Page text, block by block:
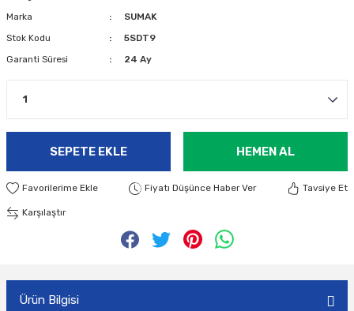
Marka
SUMAK
Stok Kodu
5SDT9
Garanti Süresi
24 Ay
SEPETE EKLE HEMEN AL
Fiyatı Düşünce Haber Ver Tavsiye Et
Karşılaştır
Ürün Bilgisi